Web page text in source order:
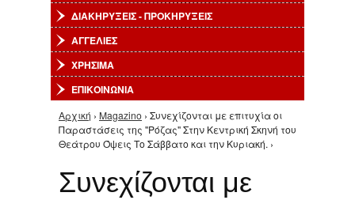
ΔΙΑΚΗΡΥΞΕΙΣ - ΠΡΟΚΗΡΥΞΕΙΣ
ΑΓΓΕΛΙΕΣ
ΧΡΗΣΙΜΑ
ΕΠΙΚΟΙΝΩΝΙΑ
Είστε εδώ
Αρχική › Magazino › Συνεχίζονται με επιτυχία οι
Παραστάσεις της ''Ρόζας" Στην Κεντρική Σκηνή του
Θεάτρου Όψεις Το Σάββατο και την Κυριακή. ›
Συνεχίζονται με